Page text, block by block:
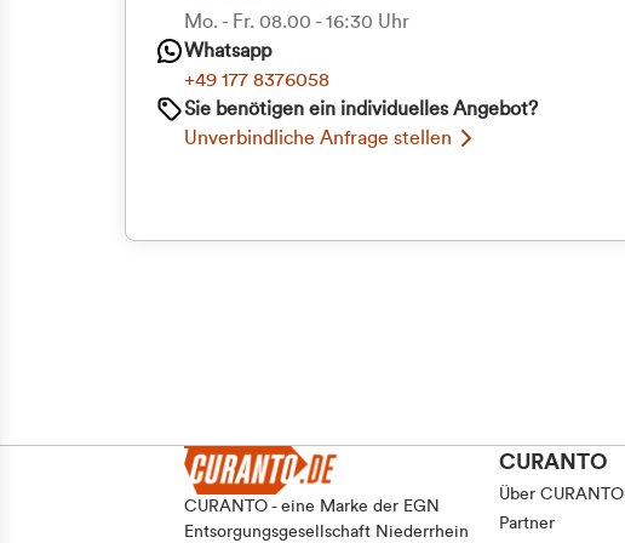
Einwilligungsauswahl
Mo. - Fr. 08.00 - 16:30 Uhr
Whatsapp
+49 177 8376058
Sie benötigen ein individuelles Angebot?
Unverbindliche Anfrage stellen
CURANTO - eine Marke der EGN
Entsorgungsgesellschaft Niederrhein
CURANTO
Über CURANTO
Partner